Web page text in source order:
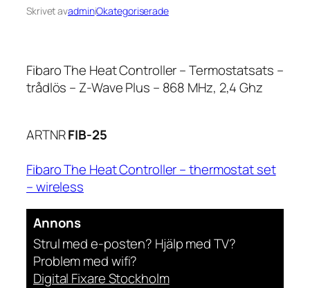
Skrivet avadminiOkategoriserade
Fibaro The Heat Controller – Termostatsats –
trådlös – Z-Wave Plus – 868 MHz, 2,4 Ghz
ARTNRFIB-25
Fibaro The Heat Controller – thermostat set
– wireless
Annons
Strul med e-posten? Hjälp med TV?
Problem med wifi?
Digital Fixare Stockholm